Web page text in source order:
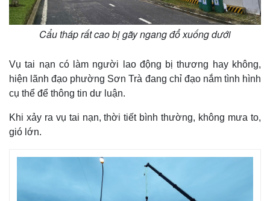
Cẩu tháp rất cao bị gãy ngang đổ xuống dưới
Vụ tai nạn có làm người lao động bị thương hay không,
hiện lãnh đạo phường Sơn Trà đang chỉ đạo nắm tình hình
cụ thể để thông tin dư luận.
Khi xảy ra vụ tai nạn, thời tiết bình thường, không mưa to,
gió lớn.